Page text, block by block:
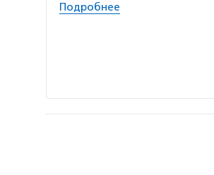
Подробнее